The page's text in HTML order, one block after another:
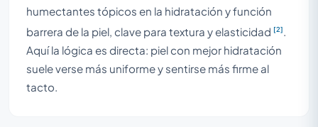
humectantes tópicos en la hidratación y función
barrera de la piel, clave para textura y elasticidad [2]
Aquí la lógica es directa: piel con mejor hidratación
suele verse más uniforme y sentirse más firme al
tacto.